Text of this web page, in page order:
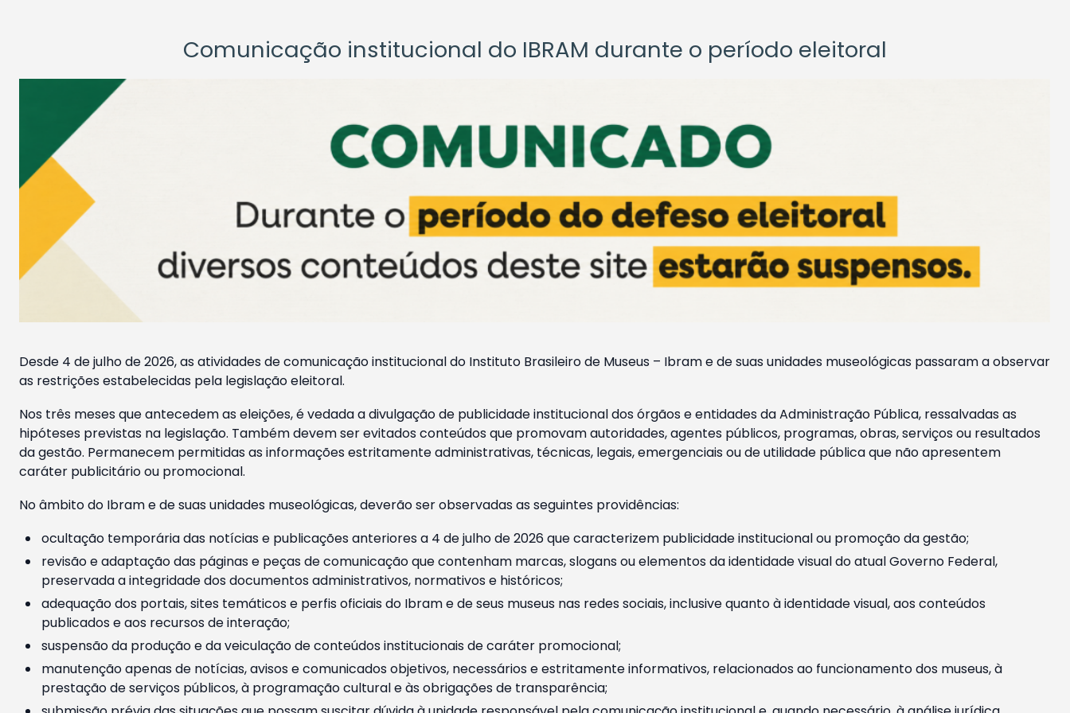
Comunicação institucional do IBRAM durante o período eleitoral
Desde 4 de julho de 2026, as atividades de comunicação institucional do Instituto Brasileiro de Museus – Ibram e de suas unidades museológicas passaram a observar
as restrições estabelecidas pela legislação eleitoral.
Nos três meses que antecedem as eleições, é vedada a divulgação de publicidade institucional dos órgãos e entidades da Administração Pública, ressalvadas as
hipóteses previstas na legislação. Também devem ser evitados conteúdos que promovam autoridades, agentes públicos, programas, obras, serviços ou resultados
da gestão. Permanecem permitidas as informações estritamente administrativas, técnicas, legais, emergenciais ou de utilidade pública que não apresentem
caráter publicitário ou promocional.
No âmbito do Ibram e de suas unidades museológicas, deverão ser observadas as seguintes providências:
ocultação temporária das notícias e publicações anteriores a 4 de julho de 2026 que caracterizem publicidade institucional ou promoção da gestão;
revisão e adaptação das páginas e peças de comunicação que contenham marcas, slogans ou elementos da identidade visual do atual Governo Federal,
preservada a integridade dos documentos administrativos, normativos e históricos;
adequação dos portais, sites temáticos e perfis oficiais do Ibram e de seus museus nas redes sociais, inclusive quanto à identidade visual, aos conteúdos
publicados e aos recursos de interação;
suspensão da produção e da veiculação de conteúdos institucionais de caráter promocional;
manutenção apenas de notícias, avisos e comunicados objetivos, necessários e estritamente informativos, relacionados ao funcionamento dos museus, à
prestação de serviços públicos, à programação cultural e às obrigações de transparência;